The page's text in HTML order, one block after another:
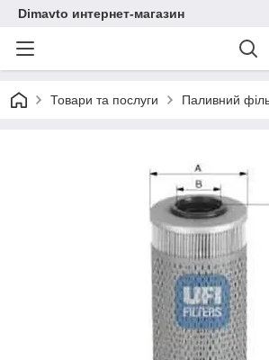
Dimavto интернет-магазин
Товари та послуги Паливний